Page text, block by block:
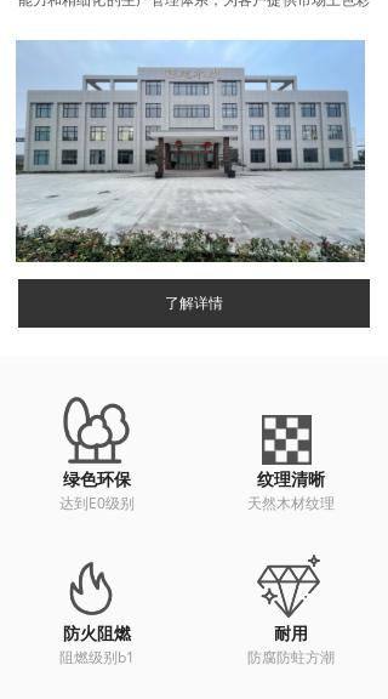
国、西班牙、波兰、中东、澳大利亚和东南亚等20个国
家和地区。为满足国内外客户的需求，我们在临沂设立
了山东彩旭木业有限公司，专门从事再生木皮、染色木
皮、封边木皮、竹木皮、旋压板、胶合板、胶合板、三
聚氰胺、木纹等木制品的进出口业务，并代理国外客户
在中国采购、质检、接单的业务。公司秉承精诚合作，
共赢未来的经营理念，热忱欢迎海内外广大客户朋友加
了解详情
绿色环保
达到E0级别
纹理清晰
天然木材纹理
防火阻燃
阻燃级别b1
耐用
防腐防蛀方潮